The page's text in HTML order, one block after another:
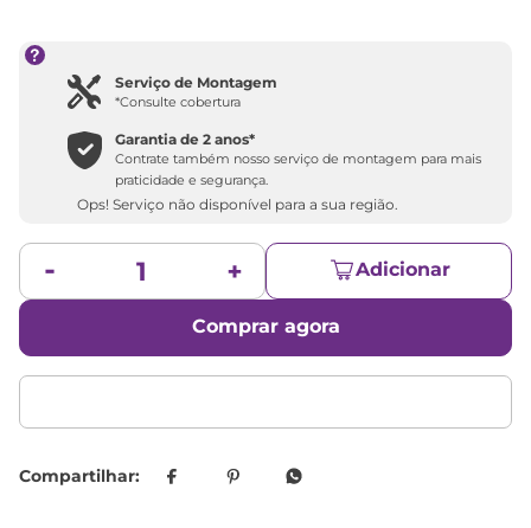
Serviço de Montagem
*Consulte cobertura
Garantia de 2 anos*
Contrate também nosso serviço de montagem para mais
praticidade e segurança.
Ops! Serviço não disponível para a sua região.
Adicionar
Comprar agora